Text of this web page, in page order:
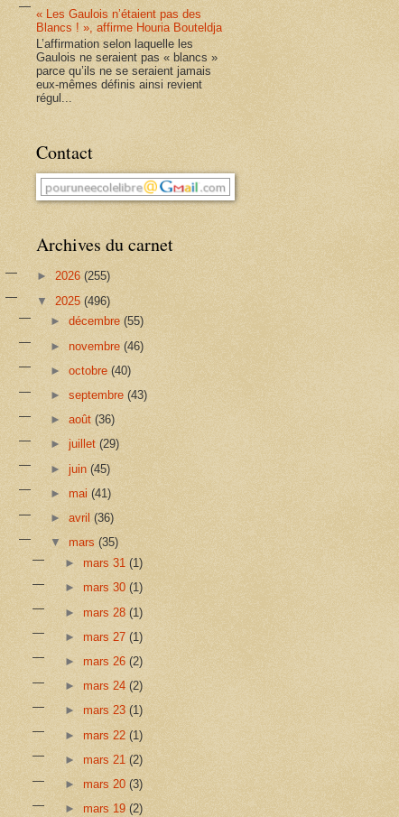
« Les Gaulois n’étaient pas des
Blancs ! », affirme Houria Bouteldja
L’affirmation selon laquelle les
Gaulois ne seraient pas « blancs »
parce qu’ils ne se seraient jamais
eux-mêmes définis ainsi revient
régul...
Contact
Archives du carnet
► 2026 (255)
▼ 2025 (496)
►décembre(55)
► novembre(46)
►octobre(40)
►septembre(43)
►août(36)
►juillet(29)
►juin(45)
►mai(41)
►avril(36)
▼mars(35)
► mars 31 (1)
► mars 30 (1)
► mars 28 (1)
► mars 27 (1)
► mars 26 (2)
► mars 24 (2)
► mars 23 (1)
► mars 22 (1)
► mars 21 (2)
► mars 20 (3)
► mars 19 (2)